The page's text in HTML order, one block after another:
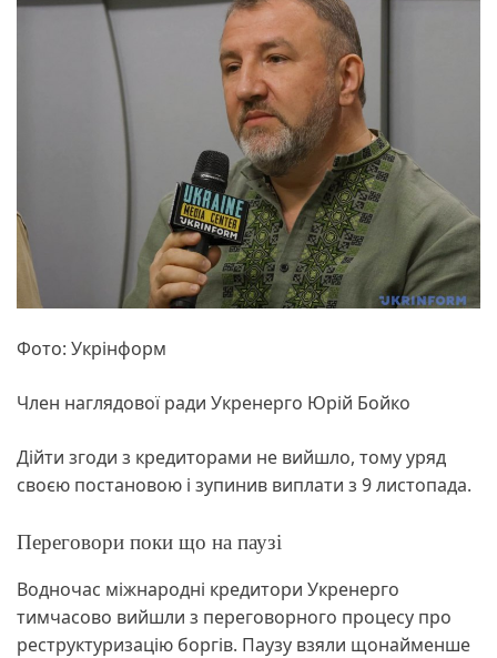
Фото: Укрінформ
Член наглядової ради Укренерго Юрій Бойко
Дійти згоди з кредиторами не вийшло, тому уряд
своєю постановою і зупинив виплати з 9 листопада.
Переговори поки що на паузі
Водночас міжнародні кредитори Укренерго
тимчасово вийшли з переговорного процесу про
реструктуризацію боргів. Паузу взяли щонайменше